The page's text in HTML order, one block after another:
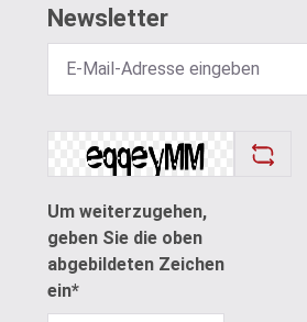
Newsletter
Um weiterzugehen,
geben Sie die oben
abgebildeten Zeichen
ein*